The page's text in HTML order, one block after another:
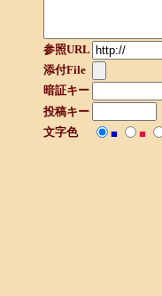
参照URL
添付File
暗証キー
投稿キー
文字色
■ ■